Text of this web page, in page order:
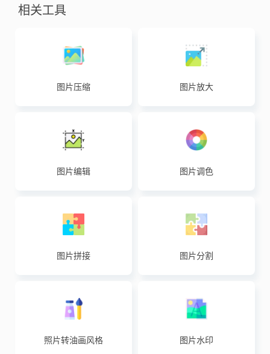
相关工具
图片压缩 图片放大
图片编辑 图片调色
图片拼接 图片分割
照片转油画风格 图片水印